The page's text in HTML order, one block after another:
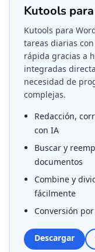
Kutools
Kutools para
tareas diarias
rápida gracias a
integradas
necesidad de
complejas.
Redacción,
con IA
Buscar y
documentos
Combine y
fácilmente
Conversión
Descargar